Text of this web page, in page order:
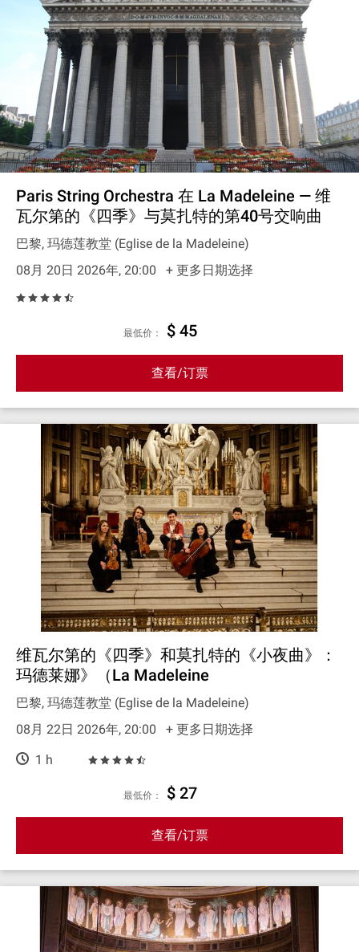
Paris String Orchestra 在 La Madeleine — 维
瓦尔第的《四季》与莫扎特的第40号交响曲
巴黎, 玛德莲教堂 (Eglise de la Madeleine)
08月 20日 2026年, 20:00
+ 更多日期选择
最低价： $ 45
查看/订票
维瓦尔第的《四季》和莫扎特的《小夜曲》：
玛德莱娜》（La Madeleine
巴黎, 玛德莲教堂 (Eglise de la Madeleine)
08月 22日 2026年, 20:00
+ 更多日期选择
1 h
最低价： $ 27
查看/订票